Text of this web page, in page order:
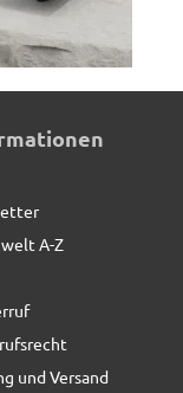
schwarz
65,50 € *
A-Z
und Versand